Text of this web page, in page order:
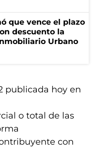
que vence el plazo
descuento la
Urbano
publicada hoy en
o total de las
con